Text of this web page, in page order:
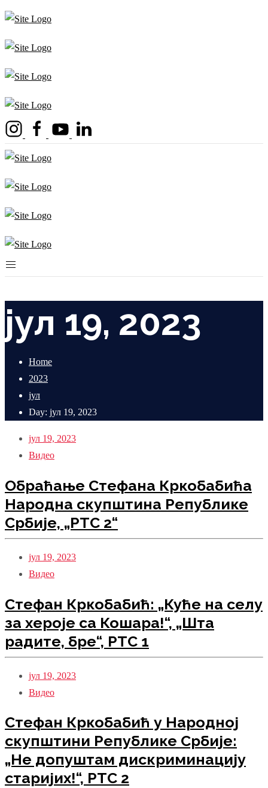
јул 19, 2023
Home
2023
јул
Day: јул 19, 2023
јул 19, 2023
Видео
Обраћање Стефана Кркобабића
Народна скупштина Републике
Србије, „РТС 2“
јул 19, 2023
Видео
Стефан Кркобабић: „Куће на селу
за хероје са Кошара!“, „Шта
радите, бре“, РТС 1
јул 19, 2023
Видео
Стефан Кркобабић у Народној
скупштини Републике Србије:
„Не допуштам дискриминацију
старијих!“, РТС 2